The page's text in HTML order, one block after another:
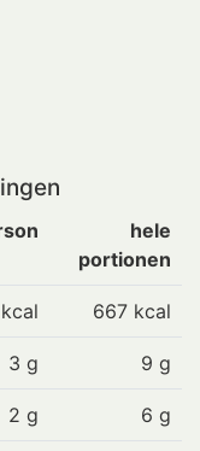
hele
portionen
667 kcal
3 g 9 g
2 g 6 g